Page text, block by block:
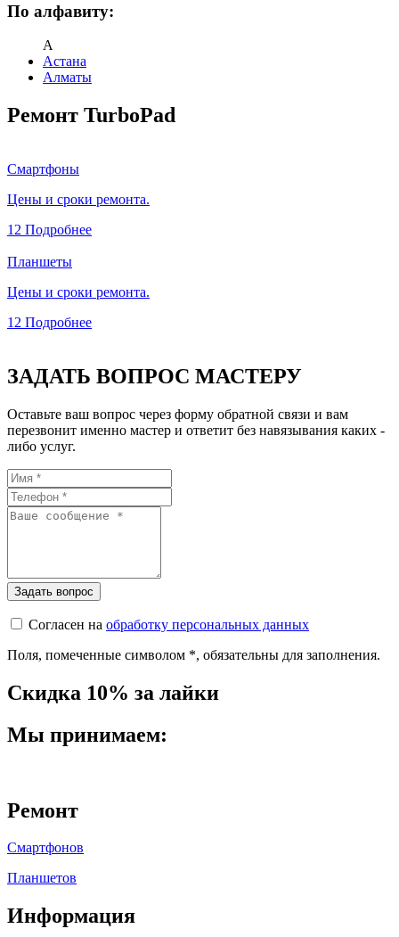
По алфавиту:
А
Астана
Алматы
Ремонт TurboPad
Смартфоны
Цены и сроки ремонта.
12 Подробнее
Планшеты
Цены и сроки ремонта.
12 Подробнее
ЗАДАТЬ ВОПРОС МАСТЕРУ
Оставьте ваш вопрос через форму обратной связи и вам
перезвонит именно мастер и ответит без навязывания каких -
либо услуг.
Согласен на обработку персональных данных
Поля, помеченные символом *, обязательны для заполнения.
Скидка 10% за лайки
Мы принимаем:
Ремонт
Смартфонов
Планшетов
Информация